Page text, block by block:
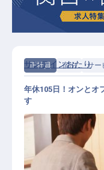
正社員 宿泊 サー
サンテインおたり
年休105日！オンとオ
す